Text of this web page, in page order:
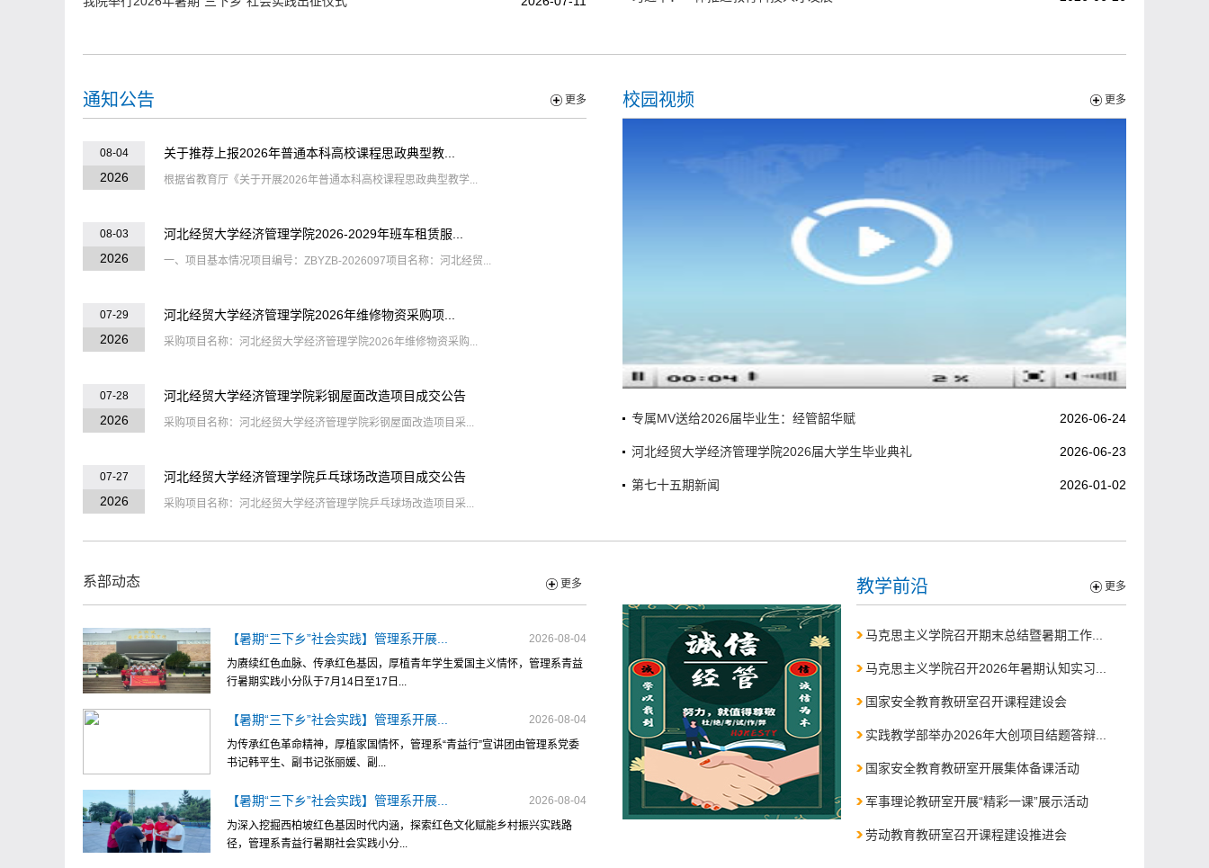
通知公告 更多
08-04
2026
关于推荐上报2026年普通本科高校课程思政典型教...
根据省教育厅《关于开展2026年普通本科高校课程思政典型教学...
08-03
2026
河北经贸大学经济管理学院2026-2029年班车租赁服...
一、项目基本情况项目编号：ZBYZB-2026097项目名称：河北经贸...
07-29
2026
河北经贸大学经济管理学院2026年维修物资采购项...
采购项目名称：河北经贸大学经济管理学院2026年维修物资采购...
07-28
2026
河北经贸大学经济管理学院彩钢屋面改造项目成交公告
采购项目名称：河北经贸大学经济管理学院彩钢屋面改造项目采...
07-27
2026
河北经贸大学经济管理学院乒乓球场改造项目成交公告
采购项目名称：河北经贸大学经济管理学院乒乓球场改造项目采...
校园视频 更多
专属MV送给2026届毕业生：经管韶华赋 2026-06-24
河北经贸大学经济管理学院2026届大学生毕业典礼 2026-06-23
第七十五期新闻 2026-01-02
系部动态
【暑期“三下乡”社会实践】管理系开展...
2026-08-04
为赓续红色血脉、传承红色基因，厚植青年学生爱国主义情怀，管理系青益
行暑期实践小分队于7月14日至17日...
【暑期“三下乡”社会实践】管理系开展...
2026-08-04
为传承红色革命精神，厚植家国情怀，管理系“青益行”宣讲团由管理系党委
书记韩平生、副书记张丽媛、副...
【暑期“三下乡”社会实践】管理系开展...
2026-08-04
为深入挖掘西柏坡红色基因时代内涵，探索红色文化赋能乡村振兴实践路
径，管理系青益行暑期社会实践小分...
更多 教学前沿 更多
马克思主义学院召开期末总结暨暑期工作...
马克思主义学院召开2026年暑期认知实习...
国家安全教育教研室召开课程建设会
实践教学部举办2026年大创项目结题答辩...
国家安全教育教研室开展集体备课活动
军事理论教研室开展“精彩一课”展示活动
劳动教育教研室召开课程建设推进会